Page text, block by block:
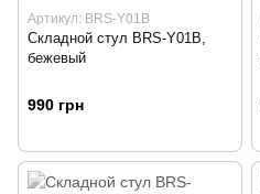
Артикул: BRS-Y01B
Складной стул BRS-Y01B,
бежевый
990 грн